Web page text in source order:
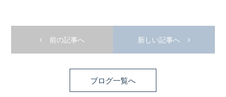
前の記事へ 新しい記事へ
ブログ一覧へ